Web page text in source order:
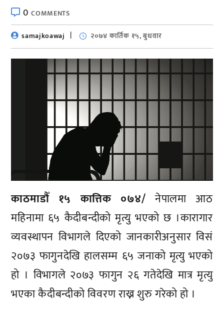
0COMMENTS
samajkoawaj
२०७४ कार्तिक १५, बुधवार
काठमाडौँ १५ कात्तिक ०७४/ नेपालमा आठ
महिनामा ६५ कैदीबन्दीको मृत्यु भएको छ ।कारागार
व्यवस्थापन विभागले दिएको जानकारीअनुसार विसं
२०७३ फागुनदेखि हालसम्म ६५ जनाको मृत्यु भएको
हो । विभागले २०७३ फागुन २६ गतेदेखि मात्र मृत्यु
भएका कैदीबन्दीको विवरण राख्न शुरु गरेको हो ।